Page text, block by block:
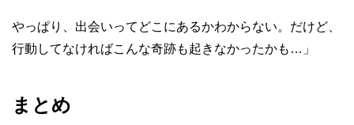
やっぱり、出会いってどこにあるかわからない。だけど、
行動してなければこんな奇跡も起きなかったかも…」
まとめ